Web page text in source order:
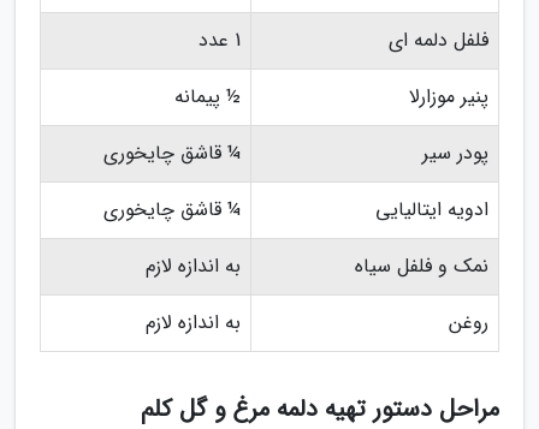
فلفل دلمه ای
1 عدد
پنیر موزارلا
½ پیمانه
پودر سیر
¼ قاشق چایخوری
ادویه ایتالیایی
¼ قاشق چایخوری
نمک و فلفل سیاه
به اندازه لازم
روغن
به اندازه لازم
مراحل دستور تهیه دلمه مرغ و گل کلم